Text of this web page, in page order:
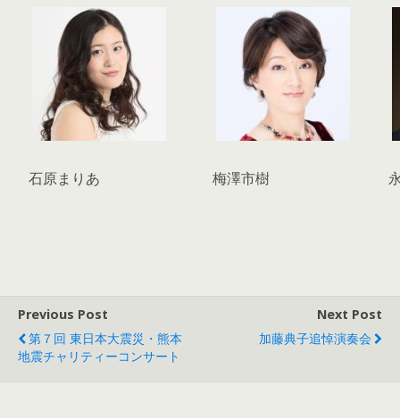
石原まりあ 梅澤市樹
Previous Post
第７回 東日本大震災・熊本
地震チャリティーコンサート
Next Post
加藤典子追悼演奏会